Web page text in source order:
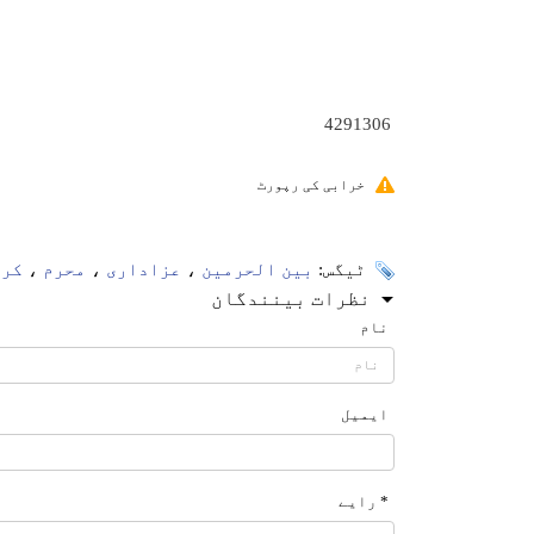
4291306
خرابی کی رپورٹ
ٹیگس: بین الحرمین ، عزاداری ، محرم ،
نظرات بینندگان
نام
ایمیل
* رایے